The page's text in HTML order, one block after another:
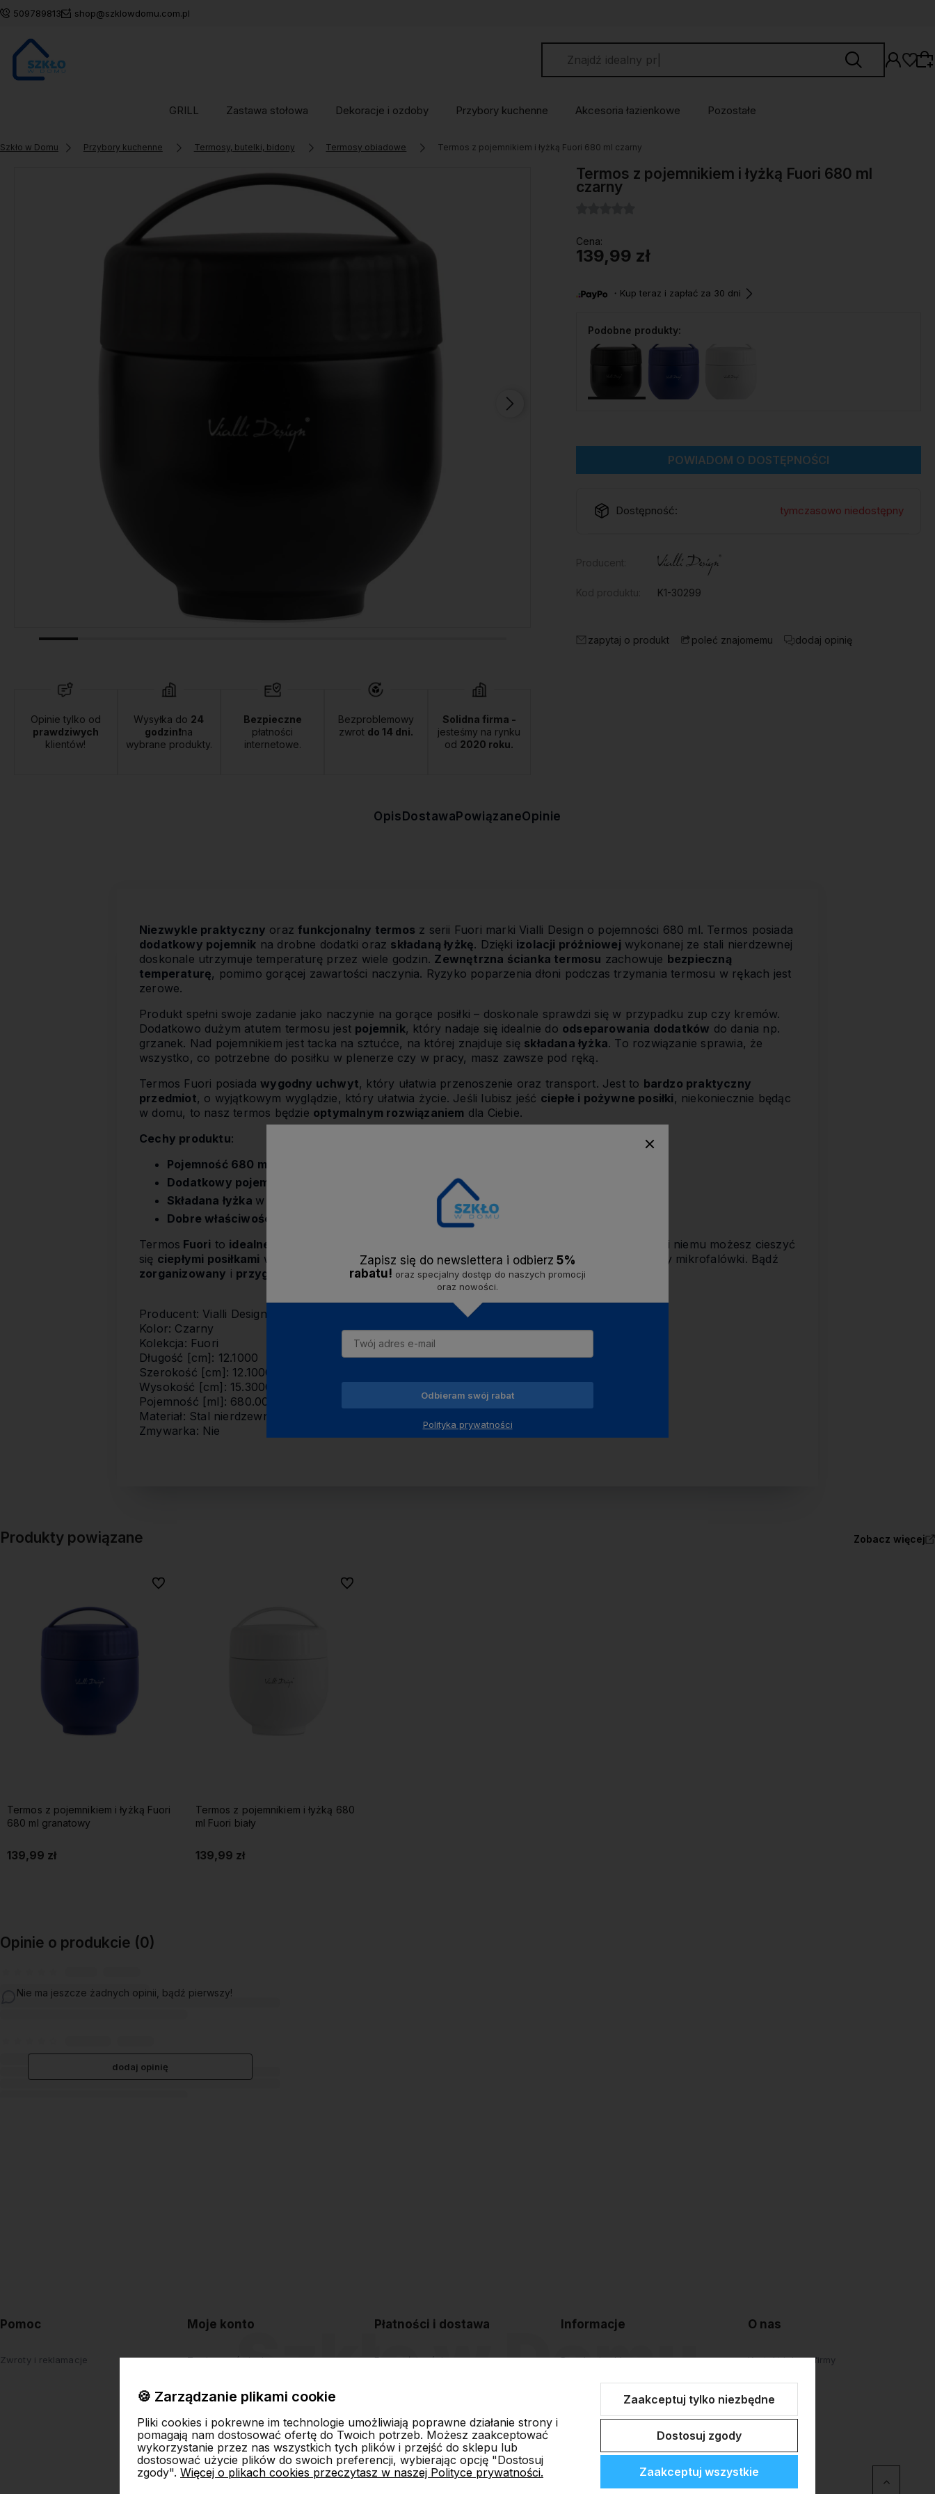
509789813 shop@szklowdomu.com.pl
Wybierz coś dla siebie z naszej aktualnej
oferty lub zaloguj się, aby przywrócić dodane
GRILL Zastawa stołowa Dekoracje i ozdoby Przybory kuchenne Akcesoria łazienkowe Pozostałe
Szkło w Domu Przybory kuchenne Termosy, butelki, bidony Termosy obiadowe Termos z pojemnikiem i łyżką Fuori 680 ml czarny
Opinie tylko od
prawdziwych
klientów!
Wysyłka do 24
godzin❗na
wybrane produkty.
Bezpieczne
płatności
internetowe.
Bezproblemowy
zwrot do 14 dni.
Solidna firma -
jesteśmy na rynku
od 2020 roku.
Termos z pojemnikiem i łyżką Fuori 680 ml
czarny
Cena:
139,99 zł
・Kup teraz i zapłać za 30 dni
Podobne produkty:
POWIADOM O DOSTĘPNOŚCI
Dostępność: tymczasowo niedostępny
K1-30299
zapytaj o produkt poleć znajomemu dodaj opinię
Opis Dostawa PowiązaneOpinie
Niezwykle praktyczny orazfunkcjonalny termos z serii Fuori marki Vialli Design o pojemności 680 ml. Termos posiada
dodatkowy pojemnik na drobne dodatki oraz składaną łyżkę. Dzięki izolacji próżniowej wykonanej ze stali nierdzewnej
doskonale utrzymuje temperaturę przez wiele godzin. Zewnętrzna ścianka termosu zachowuje bezpieczną
temperaturę, pomimo gorącej zawartości naczynia. Ryzyko poparzenia dłoni podczas trzymania termosu w rękach jest
zerowe.
Produkt spełni swoje zadanie jako naczynie na gorące posiłki – doskonale sprawdzi się w przypadku zup czy kremów.
Dodatkowo dużym atutem termosu jest pojemnik, który nadaje się idealnie do odseparowania dodatków do dania np.
grzanek. Nad pojemnikiem jest tacka na sztućce, na której znajduje się składana łyżka. To rozwiązanie sprawia, że
wszystko, co potrzebne do posiłku w plenerze czy w pracy, masz zawsze pod ręką.
Termos Fuori posiadawygodny uchwyt, który ułatwia przenoszenie oraz transport. Jest to bardzo praktyczny
przedmiot, o wyjątkowym wyglądzie, który ułatwia życie. Jeśli lubisz jeść ciepłe i pożywne posiłki, niekoniecznie będąc
w domu, to nasz termos będzie optymalnym rozwiązaniem dla Ciebie.
Cechy produktu:
Pojemność 680 ml
Dodatkowy pojemnik
Składana łyżka w zestawie
Dobre właściwości termiczne
Termos Fuori to idealne rozwiązanie
. Dzięki niemu możesz cieszyć
się ciepłymi posiłkami w dowolnym miejscu i czasie, bez konieczności korzystania z kuchenki czy mikrofalówki. Bądź
zorganizowany i przygotowany na każdą sytuację z termosemFuori.
Producent: Vialli Design
Kolor: Czarny
Kolekcja: Fuori
Długość [cm]: 12.1000
Szerokość [cm]: 12.1000
Wysokość [cm]: 15.3000
Pojemność [ml]: 680.0000
Materiał: Stal nierdzewna
Zmywarka: Nie
Produkty powiązane Zobacz więcej
Termos z pojemnikiem i łyżką Fuori
680 ml granatowy
139,99 zł
Do ulubionych
Termos z pojemnikiem i łyżką 680
ml Fuori biały
139,99 zł
Do ulubionych
Opinie o produkcie (0)
Nie ma jeszcze żadnych opinii, bądź pierwszy!
dodaj opinię
Pomoc
Zwroty i reklamacje
Moje konto
Twoje zamówienia
Przechowalnia
Płatności i dostawa
Formy płatności
Informacje
Regulamin sklepu
Polityka prywatności
O nas
Kontakt i dane firmy
O firmie
Personalizacja
🍪 Zarządzanie plikami cookie
Pliki cookies i pokrewne im technologie umożliwiają poprawne działanie strony i
pomagają nam dostosować ofertę do Twoich potrzeb. Możesz zaakceptować
wykorzystanie przez nas wszystkich tych plików i przejść do sklepu lub
dostosować użycie plików do swoich preferencji, wybierając opcję "Dostosuj
zgody". Więcej o plikach cookies przeczytasz w naszej Polityce prywatności.
Zaakceptuj tylko niezbędne
Dostosuj zgody
Zaakceptuj wszystkie
Zapisz się do newslettera i odbierz 5%
rabatu! oraz specjalny dostęp do naszych promocji
oraz nowości.
Odbieram swój rabat
Polityka prywatności